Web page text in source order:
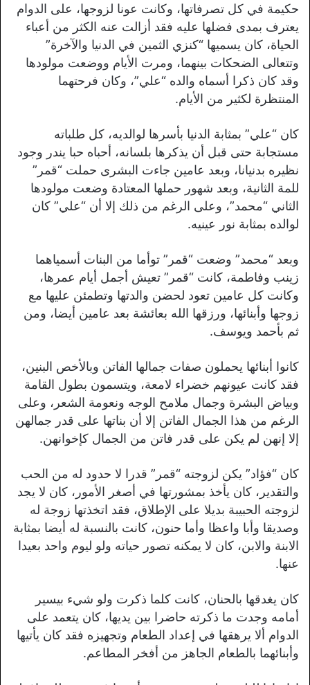
حكيمة في كل تصرفاتها، وكانت عونا لزوجها، على الدوام
يعترف بمدى فضلها عليه فقد أزالت عنه الكثر من أعباء
الحياة، كان يسميها “كنزي الثمين في الدنيا والآخرة”
وتتعالى الضحكات بينهما، ومرت الأيام ووضعت مولودها
وقد كان ذكرا أسماه والده “علي”، وكان فرحتهما
المنتظرة لكثير من الأيام.
كان “علي” بمثابة الدنيا بأسرها لوالديه، كل طلباته
مستجابة حتى قبل أن يذكرها بلسانه، أحباه حبا يندر وجود
نظيره بدنيانا، وبعد عامين جاءت البشرى حملت “قمر”
للمة الثانية، وبعد شهور حملها المعتادة وضعت مولودها
الثاني “محمد”، وعلى الرغم من ذلك إلا أن “علي” كان
لوالده بمثابة نور عينيه.
وبعد “محمد” وضعت “قمر” توأما من البنات أسمياهما
زينب وفاطمة، كانت “قمر” تعيش أجمل أيام عمرها،
وكانت كل عامين تعود لحضن والدتها وتطمئن عليها مع
زوجها وأبنائها، ورزقها الله بعائشة بعد عامين أيضا، ومن
ثم بأحمد ويوسف.
كانوا أبنائها يحملون صفات جمالها الفاتن وبالأخص البنين،
فقد كانت عيونهم خضراء لامعة، ويتسمون بطول القامة
وبياض البشرة وجمال ملامح الوجه ونعومة الشعر، وعلى
الرغم من هذا الجمال الفاتن إلا أن بناتها على قدر جمالهن
إلا إنهن لم يكن على قدر فاتن من الجمال كإخوانهن.
كان “فؤاد” يكن لزوجته “قمر” قدرا لا حدود له من الحب
والتقدير، كان يأخذ بمشورتها في أصغر الأمور، كان لا يجد
لزوجته الحبيبة بديلا على الإطلاق، فقد اتخذتها زوجة له
وصديقا وأبا واعظا وأما حنون، كانت بالنسبة له أيضا بمثابة
الابنة والابن، كان لا يمكنه تصور حياته ولو ليوم واحد بعيدا
عنها.
كان يغدقها بالحنان، كانت كلما ذكرت ولو شيء بيسير
أمامه وجدت ما ذكرته حاضرا بين يديها، كان يتعمد على
الدوام ألا يرهقها في إعداد الطعام وتجهيزه فقد كان يأتيها
وأبنائهما بالطعام الجاهز من أفخر المطاعم.